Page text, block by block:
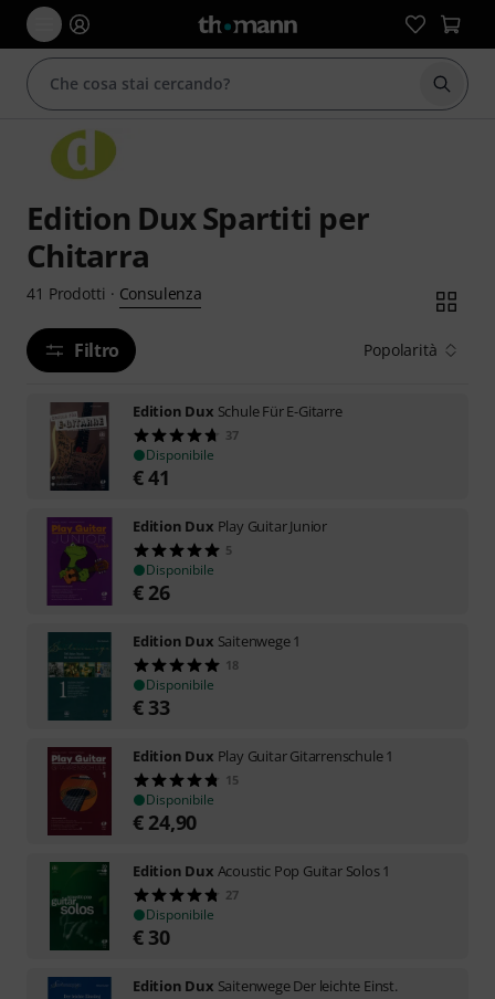
Edition Dux Spartiti per
Chitarra
41 Prodotti · Consulenza
Filtro Popolarità
Edition Dux Schule Für E-Gitarre
37
Disponibile
€41
Edition Dux Play Guitar Junior
5
Disponibile
€ 26
Edition Dux Saitenwege 1
18
Disponibile
€ 33
Edition Dux Play Guitar Gitarrenschule 1
15
Disponibile
€ 24,90
Edition Dux Acoustic Pop Guitar Solos 1
27
Disponibile
€ 30
Edition Dux Saitenwege Der leichte Einst.